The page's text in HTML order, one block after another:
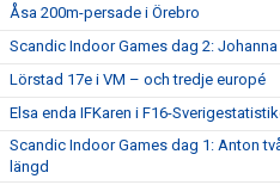
Åsa 200m-persade i Örebro
Scandic Indoor Games dag 2: Johanna
Lörstad 17e i VM – och tredje europé
Elsa enda IFKaren i F16-
Scandic Indoor Games dag 1: Anton
längd